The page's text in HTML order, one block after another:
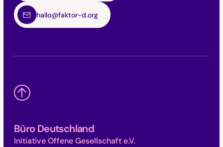
hallo@faktor-d.org
Büro Deutschland
Initiative Offene Gesellschaft e.V.